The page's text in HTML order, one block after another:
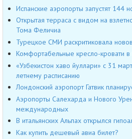
Испанские аэропорты запустят 144
Открытая терраса с видом на
Тома Феличиа
Турецкое СМИ раскритиковала
Комфортабельные кресло-кровати в
«Узбекистон хаво йуллари» с 31
летнему расписанию
Лондонский аэропорт Гатвик
Аэропорты Салехарда и Нового
международных
В итальянских Альпах открылся
Как купить дешевый авиа билет?